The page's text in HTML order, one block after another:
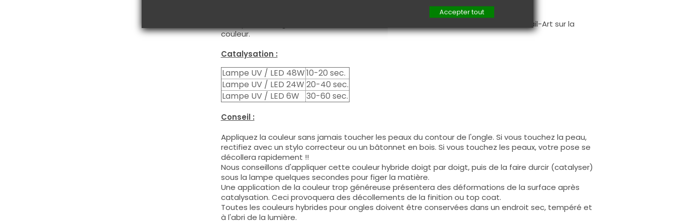
Ajoutez une couche de blanc dessous pour intensifier la couleur ;-)
Ces produits s'utilisent autant en couleur pleine qu'en French.
Vous pouvez dégraisser la couche de cohésion si vous désirez faire une création Nail-Art sur la
couleur.
Catalysation :
Lampe UV / LED 48W10-20 sec.
Lampe UV / LED 24W 20-40 sec.
Lampe UV / LED 6W
30-60 sec.
Conseil :
Appliquez la couleur sans jamais toucher les peaux du contour de l'ongle. Si vous touchez la peau,
rectifiez avec un stylo correcteur ou un bâtonnet en bois. Si vous touchez les peaux, votre pose se
décollera rapidement !!
Nous conseillons d'appliquer cette couleur hybride doigt par doigt, puis de la faire durcir (catalyser)
sous la lampe quelques secondes pour figer la matière.
Une application de la couleur trop généreuse présentera des déformations de la surface après
catalysation. Ceci provoquera des décollements de la finition ou top coat.
Toutes les couleurs hybrides pour ongles doivent être conservées dans un endroit sec, tempéré et
à l'abri de la lumière.
Accepter tout